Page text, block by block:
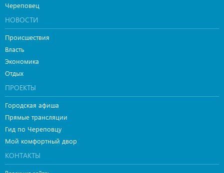
Череповец
НОВОСТИ
Происшествия
Власть
Экономика
Отдых
ПРОЕКТЫ
Городская афиша
Прямые трансляции
Гид по Череповцу
Мой комфортный двор
КОНТАКТЫ